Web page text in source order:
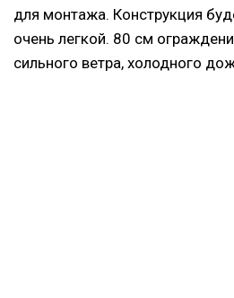
для монтажа. Конструкция
очень легкой. 80 см
сильного ветра, холодного